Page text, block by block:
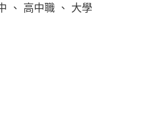
、 高中職 、 大學